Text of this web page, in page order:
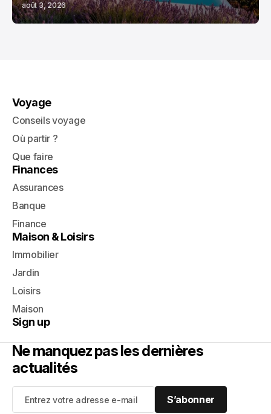
août 3, 2026
Voyage
Conseils voyage
Où partir ?
Que faire
Finances
Assurances
Banque
Finance
Maison & Loisirs
Immobilier
Jardin
Loisirs
Maison
Sign up
Ne manquez pas les dernières
actualités
S’abonner